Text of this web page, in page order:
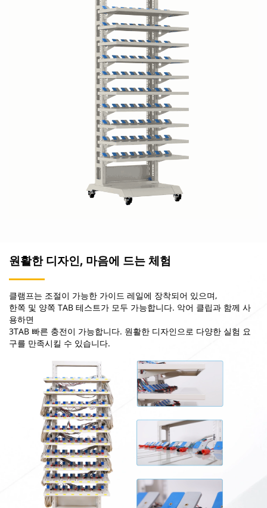
원활한 디자인, 마음에 드는 체험
클램프는 조절이 가능한 가이드 레일에 장착되어 있으며,
한쪽 및 양쪽 TAB 테스트가 모두 가능합니다. 악어 클립과 함께 사
용하면
3TAB 빠른 충전이 가능합니다. 원활한 디자인으로 다양한 실험 요
구를 만족시킬 수 있습니다.